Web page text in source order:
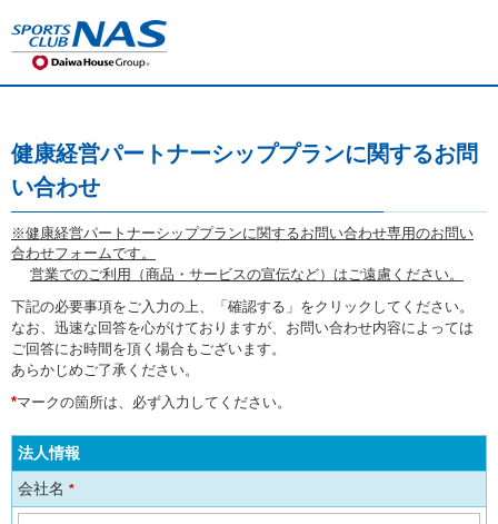
ー
ジ
す
る
の
リ
ク
で
す
本
移
し
こ
ら
で
す
健康経営パートナーシッププランに関するお問
い合わせ
※健康経営パートナーシッププランに関するお問い合わせ専用のお問い
合わせフォームです。
営業でのご利用（商品・サービスの宣伝など）はご遠慮ください。
下記の必要事項をご入力の上、「確認する」をクリックしてください。
なお、迅速な回答を心がけておりますが、お問い合わせ内容によっては
ご回答にお時間を頂く場合もございます。
あらかじめご了承ください。
*マークの箇所は、必ず入力してください。
法人情報
会社名 *